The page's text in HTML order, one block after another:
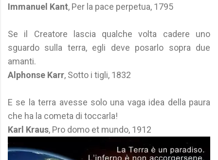
Immanuel Kant, Per la pace perpetua, 1795
Se il Creatore lascia qualche volta cadere uno
sguardo sulla terra, egli deve posarlo sopra due
amanti.
Alphonse Karr, Sotto i tigli, 1832
E se la terra avesse solo una vaga idea della paura
che ha la cometa di toccarla!
Karl Kraus, Pro domo et mundo, 1912